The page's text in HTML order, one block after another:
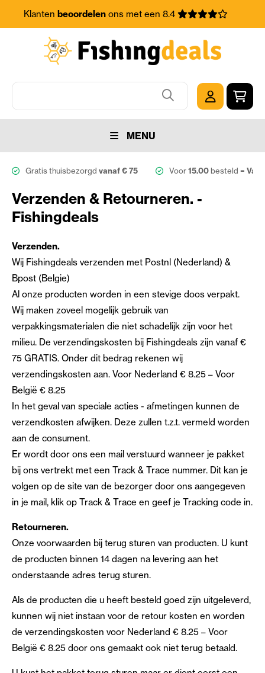
Klanten beoordelenons met een 8.4
MENU
Gratis thuisbezorgd vanaf € 75 Voor15.00besteld =
Verzenden & Retourneren. -
Fishingdeals
Verzenden.
Wij Fishingdeals verzenden met Postnl (Nederland) &
Bpost (Belgie)
Al onze producten worden in een stevige doos verpakt.
Wij maken zoveel mogelijk gebruik van
verpakkingsmaterialen die niet schadelijk zijn voor het
milieu. De verzendingskosten bij Fishingdeals zijn vanaf €
75 GRATIS. Onder dit bedrag rekenen wij
verzendingskosten aan. Voor Nederland € 8.25 – Voor
België € 8.25
In het geval van speciale acties - afmetingen kunnen de
verzendkosten afwijken. Deze zullen t.z.t. vermeld worden
aan de consument.
Er wordt door ons een mail verstuurd wanneer je pakket
bij ons vertrekt met een Track & Trace nummer. Dit kan je
volgen op de site van de bezorger door ons aangegeven
in je mail, klik op Track & Trace en geef je Tracking code in.
Retourneren.
Onze voorwaarden bij terug sturen van producten. U kunt
de producten binnen 14 dagen na levering aan het
onderstaande adres terug sturen.
Als de producten die u heeft besteld goed zijn uitgeleverd,
kunnen wij niet instaan voor de retour kosten en worden
de verzendingskosten voor Nederland € 8.25 – Voor
België € 8.25 door ons gemaakt ook niet terug betaald.